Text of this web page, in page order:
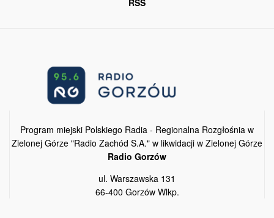
Program miejski Polskiego Radia - Regionalna Rozgłośnia w
Zielonej Górze "Radio Zachód S.A." w likwidacji w Zielonej Górze
Radio Gorzów
ul. Warszawska 131
66-400 Gorzów Wlkp.